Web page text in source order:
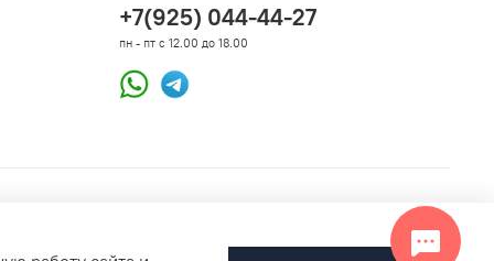
+7(925) 044-44-27
пн - пт с 12.00 до 18.00